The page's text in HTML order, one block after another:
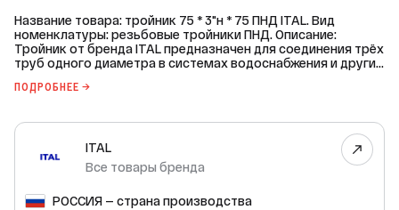
Название товара: тройник 75 * 3"н * 75 ПНД ITAL. Вид
номенклатуры: резьбовые тройники ПНД. Описание:
Тройник от бренда ITAL предназначен для соединения трёх
труб одного диаметра в системах водоснабжения и других
Изготовлен из прочного полипропилена, который
Основные характеристики: * Диаметр: 75 мм. * Диаметр
резьбы: 3 дюйма. * Тип соединения резьбы: наружная. * Тип
присоединения: компрессия-переход на резьбу. * Рабочая
среда: вода, неагрессивные среды. * Максимальная
рабочая температура: +40 °С. * Номинальное давление PN:
16 bar. * Группа горючести: Г3. Преимущества: *
Устойчивость к коррозии и агрессивным средам. *
ПОДРОБНЕЕ →
ITAL
Все товары бренда
РОССИЯ — страна производства